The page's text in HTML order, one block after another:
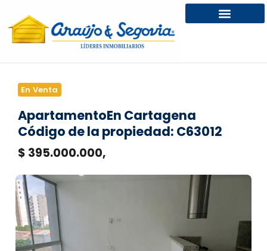
En Venta
ApartamentoEn Cartagena
Código de la propiedad: C63012
$ 395.000.000,